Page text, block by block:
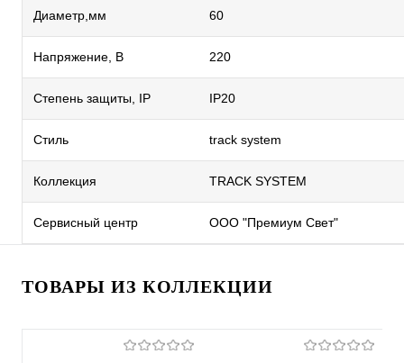
Диаметр,мм 60
Напряжение, В 220
Степень защиты, IP IP20
Стиль track system
Коллекция TRACK SYSTEM
Сервисный центр ООО "Премиум Свет"
ТОВАРЫ ИЗ КОЛЛЕКЦИИ